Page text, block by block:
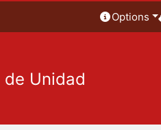
Options
Unidad